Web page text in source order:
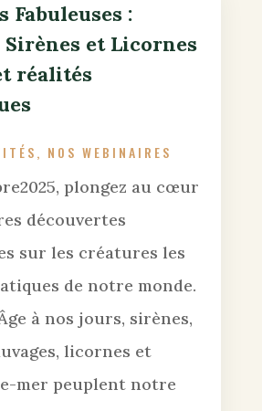
Fabuleuses :
Sirènes et Licornes
réalités
, NOS WEBINAIRES
plongez au cœur
découvertes
sur les créatures les
de notre monde.
à nos jours, sirènes,
licornes et
mer peuplent notre